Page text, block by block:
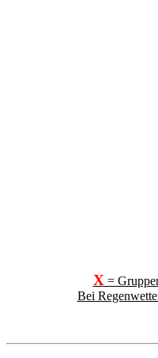
X =
Bei